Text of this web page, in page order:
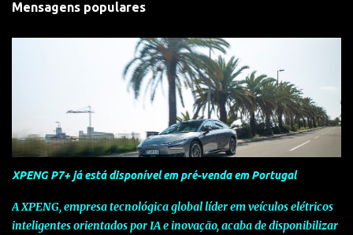
Mensagens populares
XPENG P7+ já está disponível em pré-venda em Portugal
A XPENG, empresa tecnológica global líder em veículos elétricos
inteligentes orientados por IA e inovação, acaba de disponibilizar